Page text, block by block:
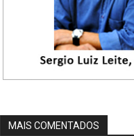
MAIS COMENTADOS